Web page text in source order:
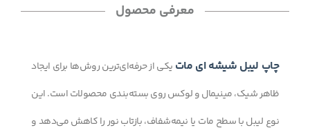
معرفی محصول
چاپ لیبل شیشه ای مات یکی از حرفه‌ای‌ترین روش‌ها برای ایجاد
ظاهر شیک، مینیمال و لوکس روی بسته‌بندی محصولات است. این
نوع لیبل با سطح مات یا نیمه‌شفاف، بازتاب نور را کاهش می‌دهد و